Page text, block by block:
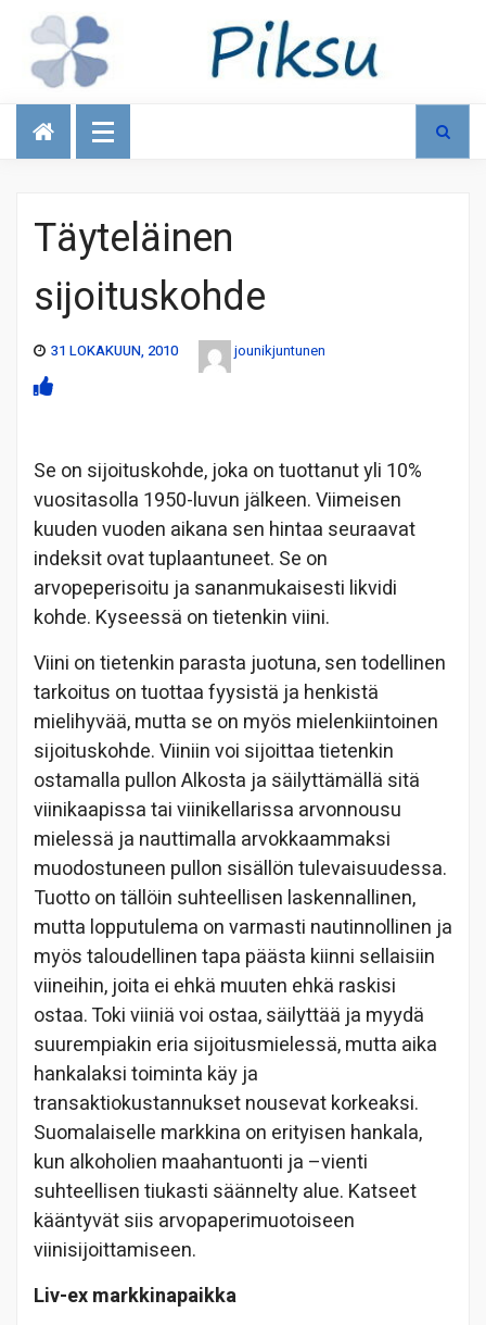
Talous
Täyteläinen
sijoituskohde
31 LOKAKUUN, 2010 jounikjuntunen
Se on sijoituskohde, joka on tuottanut yli 10%
vuositasolla 1950-luvun jälkeen. Viimeisen
kuuden vuoden aikana sen hintaa seuraavat
indeksit ovat tuplaantuneet. Se on
arvopeperisoitu ja sananmukaisesti likvidi
kohde. Kyseessä on tietenkin viini.
Viini on tietenkin parasta juotuna, sen todellinen
tarkoitus on tuottaa fyysistä ja henkistä
mielihyvää, mutta se on myös mielenkiintoinen
sijoituskohde. Viiniin voi sijoittaa tietenkin
ostamalla pullon Alkosta ja säilyttämällä sitä
viinikaapissa tai viinikellarissa arvonnousu
mielessä ja nauttimalla arvokkaammaksi
muodostuneen pullon sisällön tulevaisuudessa.
Tuotto on tällöin suhteellisen laskennallinen,
mutta lopputulema on varmasti nautinnollinen ja
myös taloudellinen tapa päästa kiinni sellaisiin
viineihin, joita ei ehkä muuten ehkä raskisi
ostaa. Toki viiniä voi ostaa, säilyttää ja myydä
suurempiakin eria sijoitusmielessä, mutta aika
hankalaksi toiminta käy ja
transaktiokustannukset nousevat korkeaksi.
Suomalaiselle markkina on erityisen hankala,
kun alkoholien maahantuonti ja –vienti
suhteellisen tiukasti säännelty alue. Katseet
kääntyvät siis arvopaperimuotoiseen
viinisijoittamiseen.
Liv-ex markkinapaikka